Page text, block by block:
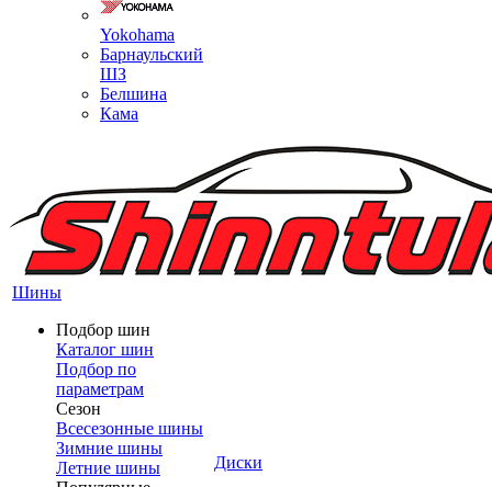
Yokohama
Барнаульский
ШЗ
Белшина
Кама
Шины
Подбор шин
Каталог шин
Подбор по
параметрам
Сезон
Всесезонные шины
Зимние шины
Летние шины
Диски